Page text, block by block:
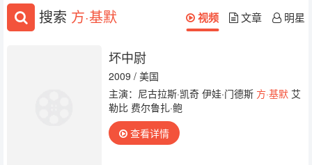
搜索 方·基默 视频 文章 明星
坏中尉
2009 / 美国
主演：尼古拉斯·凯奇 伊娃·门德斯 方·基默艾
勒比 费尔鲁扎·鲍
查看详情